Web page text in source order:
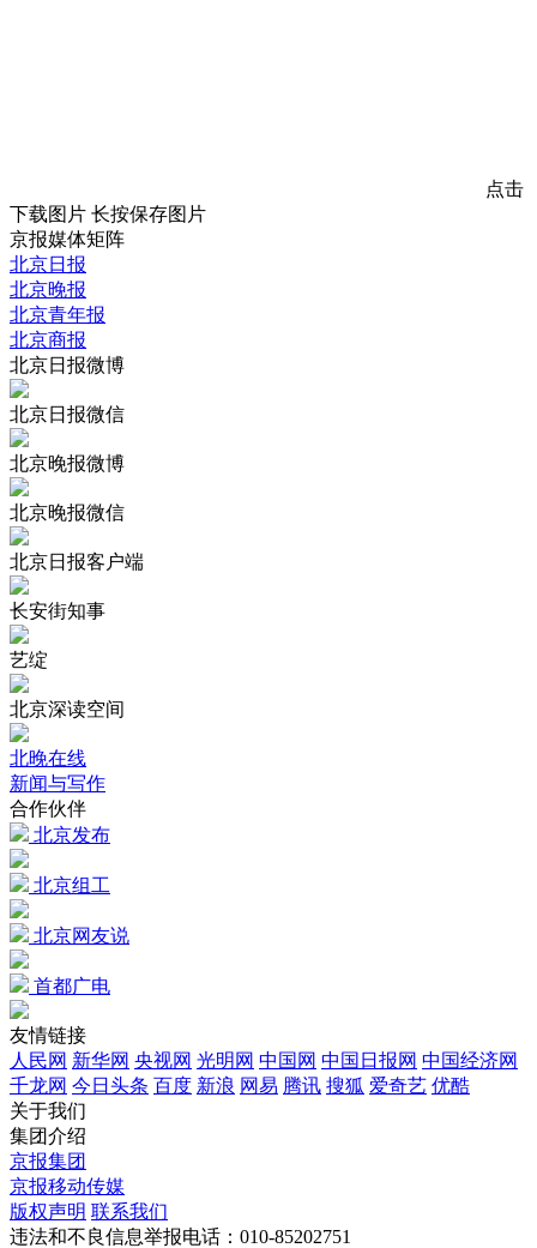
点击
下载图片 长按保存图片
京报媒体矩阵
北京日报
北京晚报
北京青年报
北京商报
北京日报微博
北京日报微信
北京晚报微博
北京晚报微信
北京日报客户端
长安街知事
艺绽
北京深读空间
北晚在线
新闻与写作
合作伙伴
北京发布
北京组工
北京网友说
首都广电
友情链接
人民网 新华网 央视网 光明网 中国网 中国日报网 中国经济网
千龙网 今日头条 百度 新浪 网易 腾讯 搜狐 爱奇艺 优酷
关于我们
集团介绍
京报集团
京报移动传媒
版权声明 联系我们
违法和不良信息举报电话：010-85202751